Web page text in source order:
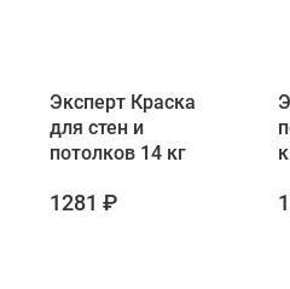
Эксперт Краска
для стен и
потолков 14 кг
1281 ₽